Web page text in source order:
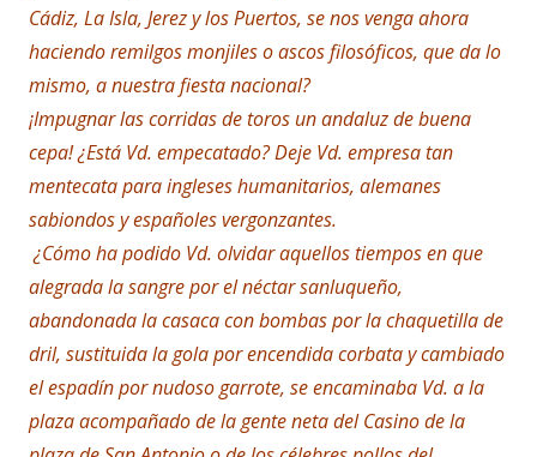
Cádiz, La Isla, Jerez y los Puertos, se nos venga ahora
haciendo remilgos monjiles o ascos filosóficos, que da lo
mismo, a nuestra fiesta nacional?
¡Impugnar las corridas de toros un andaluz de buena
cepa! ¿Está Vd. empecatado? Deje Vd. empresa tan
mentecata para ingleses humanitarios, alemanes
sabiondos y españoles vergonzantes.
¿Cómo ha podido Vd. olvidar aquellos tiempos en que
alegrada la sangre por el néctar sanluqueño,
abandonada la casaca con bombas por la chaquetilla de
dril, sustituida la gola por encendida corbata y cambiado
el espadín por nudoso garrote, se encaminaba Vd. a la
plaza acompañado de la gente neta del Casino de la